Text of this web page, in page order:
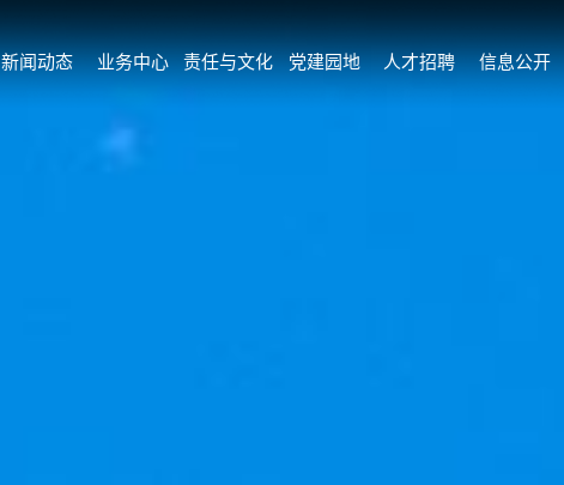
新闻动态 业务中心 责任与文化 党建园地 人才招聘 信息公开